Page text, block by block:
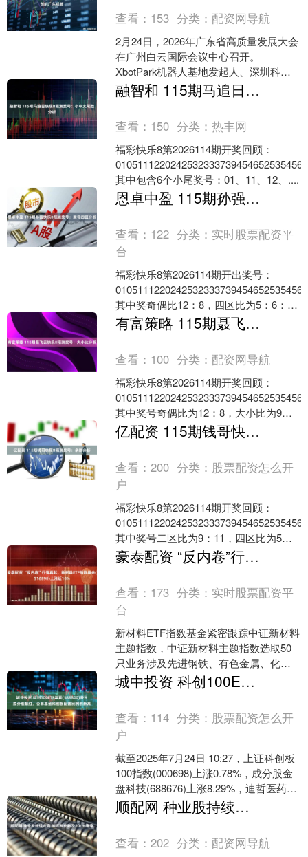
查看： 153 分类： 配资网导航
2月24日，2026年广东省高质量发展大会
在广州白云国际会议中心召开。
XbotPark机器人基地发起人、深圳科创
学院院长、香港科技大学教授李泽湘在
大会发言中介绍....
融智和 115期马追日快乐8预测奖号：小中大尾数分析
查看： 150 分类：热丰网
福彩快乐8第2026114期开奖回顾：
其中包含6个小尾奖号：01、11、12、....
恩卓中盈 115期孙强快乐8预测奖号：奖号四区分析
查看： 122 分类： 实时股票配资平
台
福彩快乐8第2026114期开出奖号：
其中奖奇偶比12：8，四区比为5：6：
7....
有富策略 115期聂飞云快乐8预测奖号：大小比分析
查看： 100 分类： 配资网导航
福彩快乐8第2026114期开奖回顾：
其中奖号奇偶比为12：8，大小比为9：
1....
亿配资 115期钱哥快乐8预测奖号：余数分析
查看：200 分类： 股票配资怎么开
户
福彩快乐8第2026114期开奖回顾：
其中奖号二区比为9：11，四区比为5：
6....
豪泰配资 “反内卷”行情再起，新材料ETF指数基金(516890)上涨近10%
查看： 173 分类： 实时股票配资平
台
新材料ETF指数基金紧密跟踪中证新材料
主题指数，中证新材料主题指数选取50
只业务涉及先进钢铁、有色金属、化
工、无机非金属等基础材料以及关键战
略材料等新材料领域的....
城中投资 科创100ETF华夏(588800)多只成分股飘红，公募基金科创板配置比例创新高
查看： 114 分类： 股票配资怎么开
户
截至2025年7月24日 10:27，上证科创板
100指数(000698)上涨0.78%，成分股金
盘科技(688676)上涨8.29%，迪哲医药
(688192)....
顺配网 种业股持续走高 神农种业触及20cm涨停
查看：202 分类： 配资网导航